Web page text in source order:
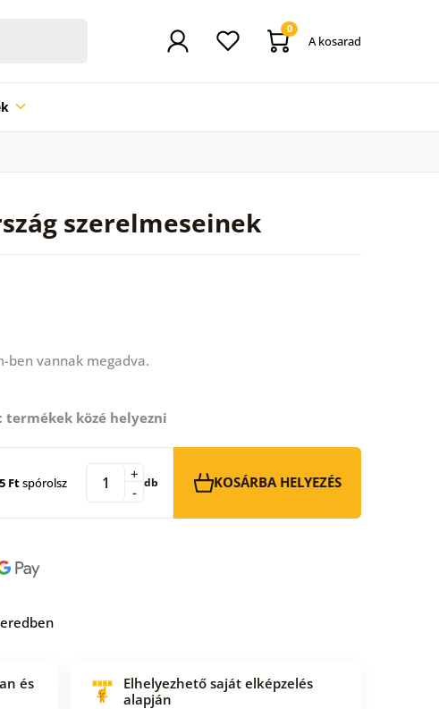
0
A kosarad
szerelmeseinek
ben vannak megadva.
termékek közé helyezni
Ftspórolsz
-
+ db KOSÁRBA HELYEZÉS
és
Elhelyezhető saját elképzelés
alapján